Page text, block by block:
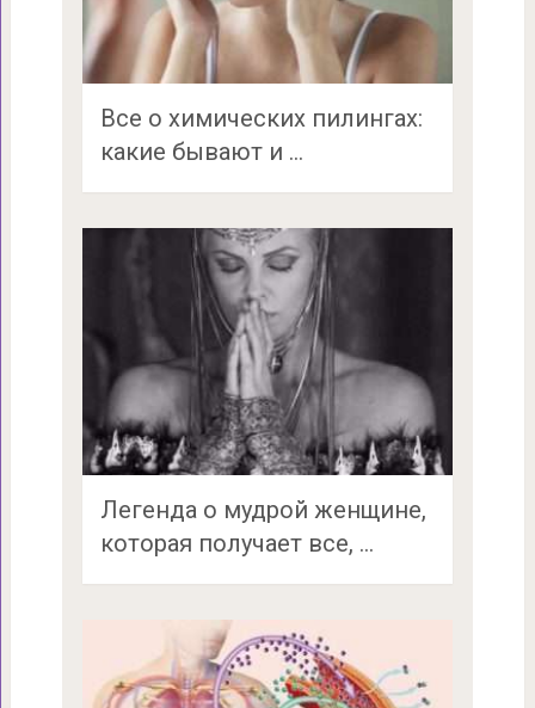
Все о химических пилингах:
какие бывают и …
Легенда о мудрой женщине,
которая получает все, …